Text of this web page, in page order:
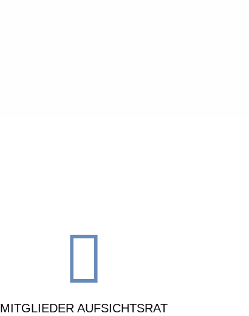
MITGLIEDER AUFSICHTSRAT